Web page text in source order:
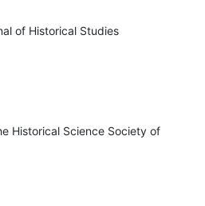
of Historical Studies
Historical Science Society of